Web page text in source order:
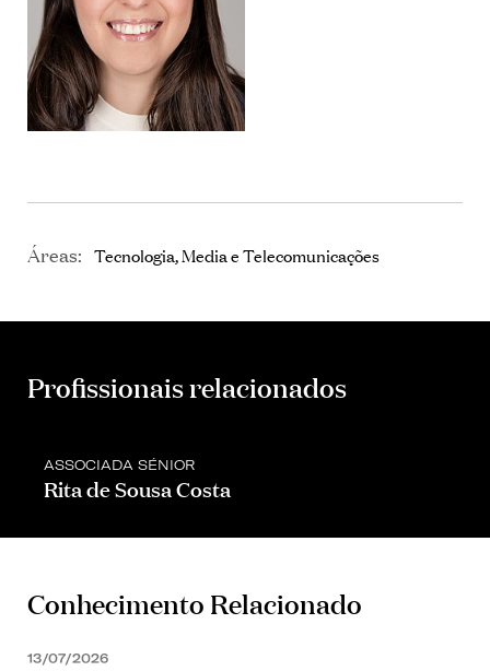
Áreas: Tecnologia, Media e Telecomunicações
Profissionais relacionados
ASSOCIADA SÉNIOR
Rita de Sousa Costa
Conhecimento Relacionado
13/07/2026